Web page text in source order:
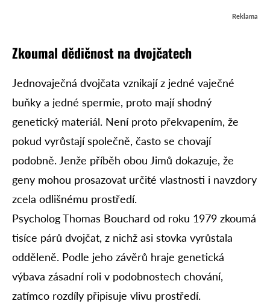
Reklama
Zkoumal dědičnost na dvojčatech
Jednovaječná dvojčata vznikají z jedné vaječné
buňky a jedné spermie, proto mají shodný
genetický materiál. Není proto překvapením, že
pokud vyrůstají společně, často se chovají
podobně. Jenže příběh obou Jimů dokazuje, že
geny mohou prosazovat určité vlastnosti i navzdory
zcela odlišnému prostředí.
Psycholog Thomas Bouchard od roku 1979 zkoumá
tisíce párů dvojčat, z nichž asi stovka vyrůstala
odděleně. Podle jeho závěrů hraje genetická
výbava zásadní roli v podobnostech chování,
zatímco rozdíly připisuje vlivu prostředí.